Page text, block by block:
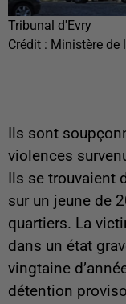
Tribunal d'Evry
Crédit : Ministère de
Ils sont
violences
Ils se
sur un jeune de
quartiers. La
dans un état
vingtaine
détention